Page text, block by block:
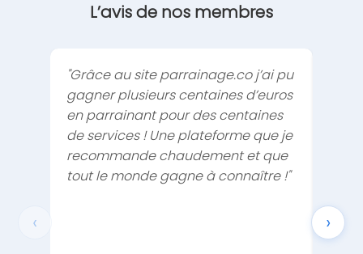
L’avis de nos membres
‹
"Grâce au site parrainage.co j’ai pu
gagner plusieurs centaines d’euros
en parrainant pour des centaines
de services ! Une plateforme que je
recommande chaudement et que
tout le monde gagne à connaître !"
faut
›